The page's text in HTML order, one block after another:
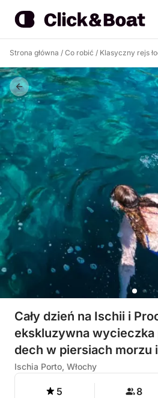
Strona główna / Co robić / Klasyczny rejs
Cały dzień na Ischii i
ekskluzywna wycieczka
dech w piersiach morzu
Ischia Porto, Włochy
5 8